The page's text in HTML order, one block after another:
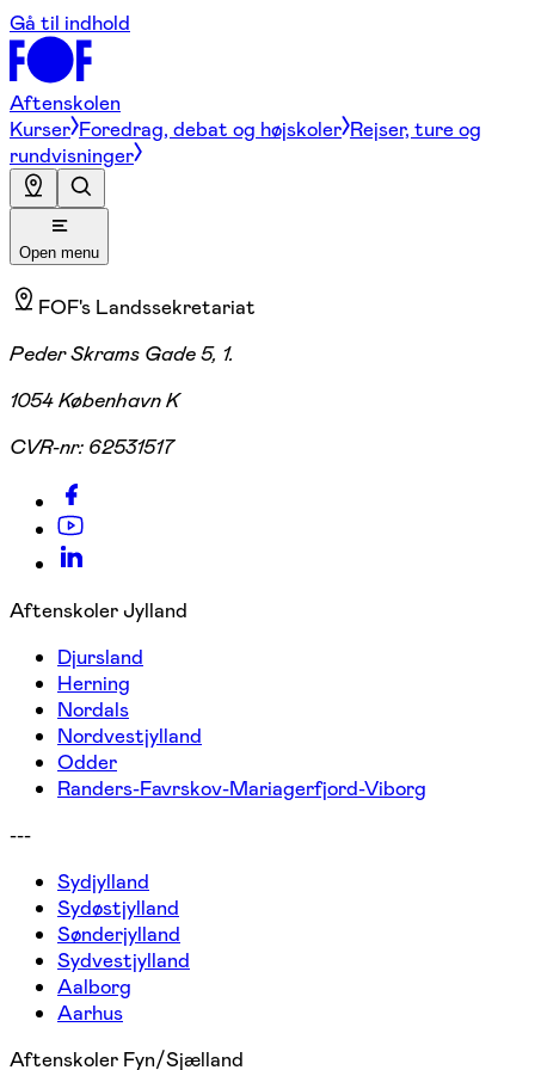
Gå til indhold
Aftenskolen
Kurser Foredrag, debat og højskoler Rejser, ture og
rundvisninger
Open menu
FOF's Landssekretariat
Peder Skrams Gade 5, 1.
1054 København K
CVR-nr: 62531517
Aftenskoler Jylland
Djursland
Herning
Nordals
Nordvestjylland
Odder
Randers-Favrskov-Mariagerfjord-Viborg
---
Sydjylland
Sydøstjylland
Sønderjylland
Sydvestjylland
Aalborg
Aarhus
Aftenskoler Fyn/Sjælland